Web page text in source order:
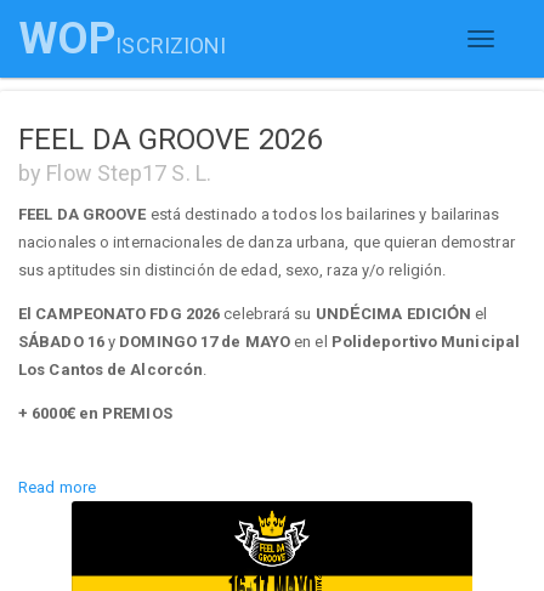
Toggle
WOPISCRIZIONI
FEEL DA GROOVE 2026
by Flow Step17 S. L.
FEEL DA GROOVE está destinado a todos los bailarines y bailarinas
nacionales o internacionales de danza urbana, que quieran demostrar
sus aptitudes sin distinción de edad, sexo, raza y/o religión.
El CAMPEONATO FDG 2026 celebrará su UNDÉCIMA EDICIÓN el
SÁBADO 16y DOMINGO 17 de MAYO en el Polideportivo Municipal
Los Cantos de Alcorcón.
+ 6000€ en PREMIOS
Read more